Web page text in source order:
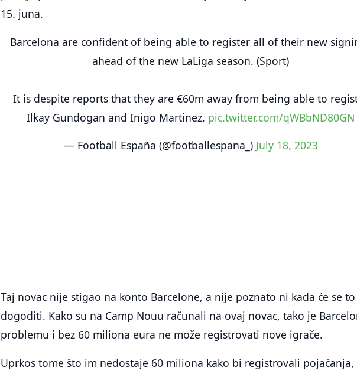
15. juna.
Barcelona are confident of being able to register all of their new
ahead of the new LaLiga season. (Sport)
It is despite reports that they are €60m away from being able to
Ilkay Gundogan and Inigo Martinez. pic.twitter.com/qWBbND80GN
— Football España (@footballespana_) July 18, 2023
Taj novac nije stigao na konto Barcelone, a nije poznato ni kada će se to
dogoditi. Kako su na Camp Nouu računali na ovaj novac, tako je
problemu i bez 60 miliona eura ne može registrovati nove igrače.
Uprkos tome što im nedostaje 60 miliona kako bi registrovali pojačanja,